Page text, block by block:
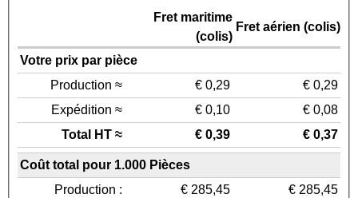
Fret maritime
(colis)
Fret aérien (colis)
Votre prix par pièce
Production ≈
€ 0,29
€ 0,29
Expédition ≈
€ 0,10
€ 0,08
Total HT ≈
€ 0,39 € 0,37
Coût total pour 1.000 Pièces
Production :
€ 285,45
€ 285,45